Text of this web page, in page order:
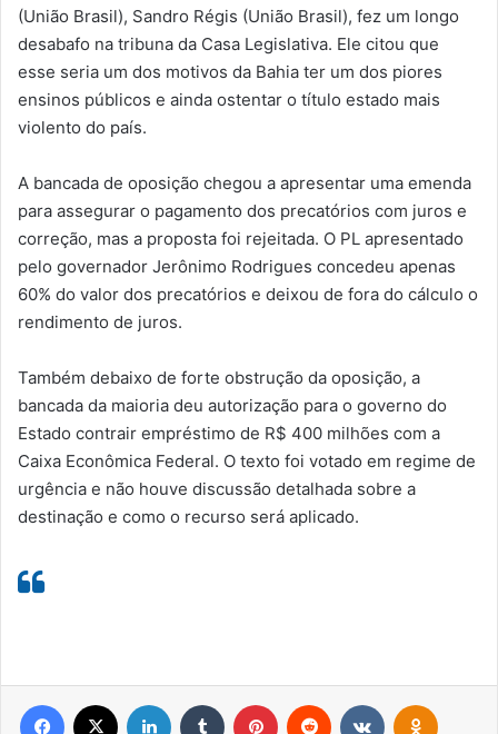
(União Brasil), Sandro Régis (União Brasil), fez um longo
desabafo na tribuna da Casa Legislativa. Ele citou que
esse seria um dos motivos da Bahia ter um dos piores
ensinos públicos e ainda ostentar o título estado mais
violento do país.
A bancada de oposição chegou a apresentar uma emenda
para assegurar o pagamento dos precatórios com juros e
correção, mas a proposta foi rejeitada. O PL apresentado
pelo governador Jerônimo Rodrigues concedeu apenas
60% do valor dos precatórios e deixou de fora do cálculo o
rendimento de juros.
Também debaixo de forte obstrução da oposição, a
bancada da maioria deu autorização para o governo do
Estado contrair empréstimo de R$ 400 milhões com a
Caixa Econômica Federal. O texto foi votado em regime de
urgência e não houve discussão detalhada sobre a
destinação e como o recurso será aplicado.
Facebook Linkedin Tumblr Pinterest Reddit